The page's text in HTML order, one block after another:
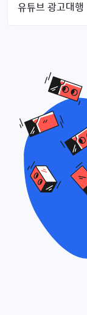
유튜브 광고대행